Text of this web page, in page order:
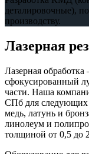
деталировочные),
производству.
Лазерная
Лазерная
сфокусированный
части. Наша
СПб для следующих
медь, латунь и
линолеум и
толщиной от 0,5 до